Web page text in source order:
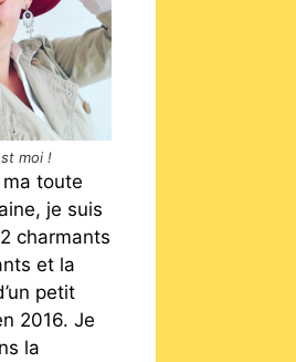
moi !
toute
je suis
charmants
et la
petit
2016. Je
la